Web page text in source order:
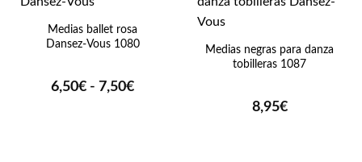
Medias ballet rosa
Dansez-Vous 1080
6,50€ - 7,50€Rango
Medias negras para danza
tobilleras 1087
8,95€